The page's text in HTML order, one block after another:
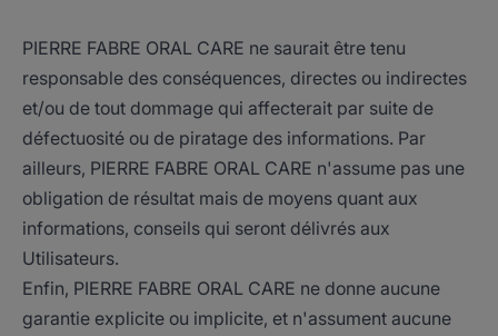
PIERRE FABRE ORAL CARE ne saurait être tenu
responsable des conséquences, directes ou indirectes
et/ou de tout dommage qui affecterait par suite de
défectuosité ou de piratage des informations. Par
ailleurs, PIERRE FABRE ORAL CARE n'assume pas une
obligation de résultat mais de moyens quant aux
informations, conseils qui seront délivrés aux
Utilisateurs.
Enfin, PIERRE FABRE ORAL CARE ne donne aucune
garantie explicite ou implicite, et n'assument aucune